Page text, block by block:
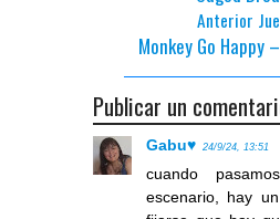
Anterior
Monkey Go Happy
Publicar un
Gabu♥ 24/9/24, 13:51
cuando
escenario, hay